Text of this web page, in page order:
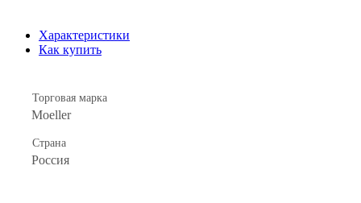
Характеристики
Как купить
Торговая марка
Moeller
Страна
Россия